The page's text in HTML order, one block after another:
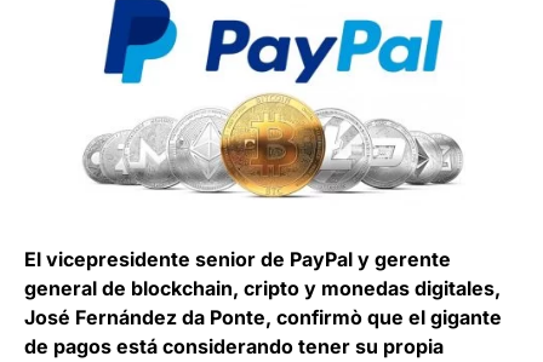
El vicepresidente senior de PayPal y gerente
general de blockchain, cripto y monedas digitales,
José Fernández da Ponte, confirmò que el gigante
de pagos está considerando tener su propia